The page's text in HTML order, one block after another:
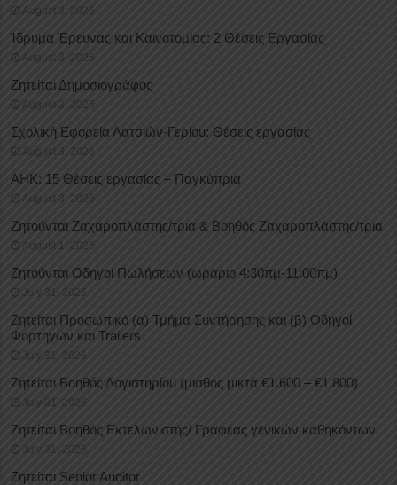
August 3, 2026
Ίδρυμα Έρευνας και Καινοτομίας: 2 Θέσεις Εργασίας
August 3, 2026
Ζητείται Δημοσιογράφος
August 3, 2026
Σχολική Εφορεία Λατσιών-Γερίου: Θέσεις εργασίας
August 3, 2026
ΑΗΚ: 15 Θέσεις εργασίας – Παγκύπρια
August 3, 2026
Ζητούνται Ζαχαροπλάστης/τρια & Βοηθός Ζαχαροπλάστης/τρια
August 1, 2026
Ζητούνται Οδηγοί Πωλήσεων (ωράριο 4:30πμ-11:00πμ)
July 31, 2026
Ζητείται Προσωπικό (α) Τμήμα Συντήρησης και (β) Οδηγοί
Φορτηγών και Trailers
July 31, 2026
Ζητείται Βοηθός Λογιστηρίου (μισθός μικτά €1.600 – €1.800)
July 31, 2026
Ζητείται Βοηθός Εκτελωνιστής/ Γραφέας γενικών καθηκόντων
July 31, 2026
Ζητείται Senior Auditor